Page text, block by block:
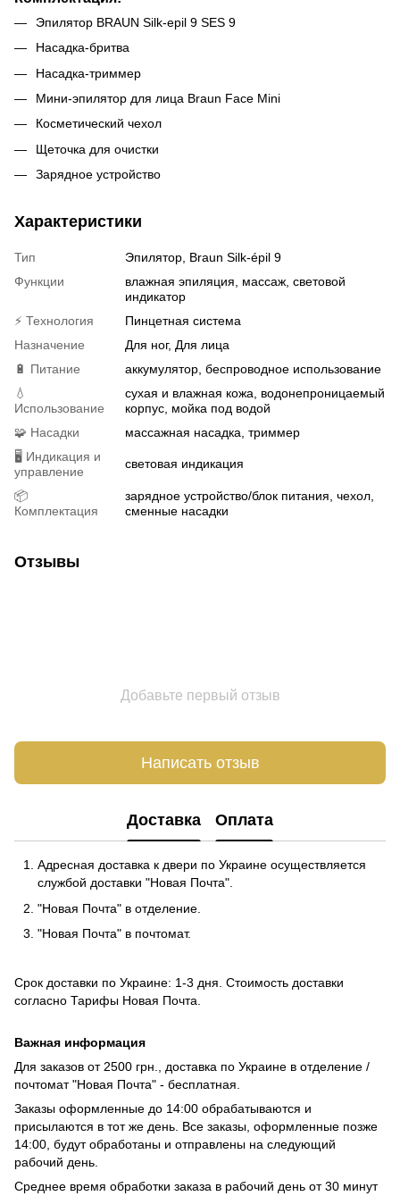
Эпилятор BRAUN Silk-epil 9 SES 9
Насадка-бритва
Насадка-триммер
Мини-эпилятор для лица Braun Face Mini
Косметический чехол
Щеточка для очистки
Зарядное устройство
Характеристики
Тип
Эпилятор, Braun Silk-épil 9
Функции
влажная эпиляция, массаж, световой
индикатор
⚡ Технология
Пинцетная система
Назначение
Для ног, Для лица
🔋 Питание
аккумулятор, беспроводное использование
💧
Использование
сухая и влажная кожа, водонепроницаемый
корпус, мойка под водой
🧩 Насадки
массажная насадка, триммер
🖥 Индикация и
управление
световая индикация
📦
Комплектация
зарядное устройство/блок питания, чехол,
сменные насадки
Отзывы
Добавьте первый отзыв
Написать отзыв
Доставка Оплата
Адресная доставка к двери по Украине осуществляется
службой доставки "Новая Почта".
"Новая Почта" в отделение.
"Новая Почта" в почтомат.
Срок доставки по Украине: 1-3 дня. Стоимость доставки
согласно Тарифы Новая Почта.
Важная информация
Для заказов от 2500 грн., доставка по Украине в отделение /
почтомат "Новая Почта" - бесплатная.
Заказы оформленные до 14:00 обрабатываются и
присылаются в тот же день. Все заказы, оформленные позже
14:00, будут обработаны и отправлены на следующий
рабочий день.
Среднее время обработки заказа в рабочий день от 30 минут